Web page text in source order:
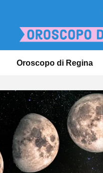
Oroscopo di Regina